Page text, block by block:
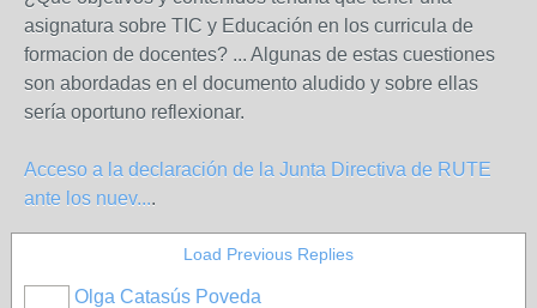
asignatura sobre TIC y Educación en los curricula de
formacion de docentes? ... Algunas de estas cuestiones
son abordadas en el documento aludido y sobre ellas
sería oportuno reflexionar.
Acceso a la declaración de la Junta Directiva de RUTE
ante los nuev....
Load Previous Replies
Olga Catasús Poveda